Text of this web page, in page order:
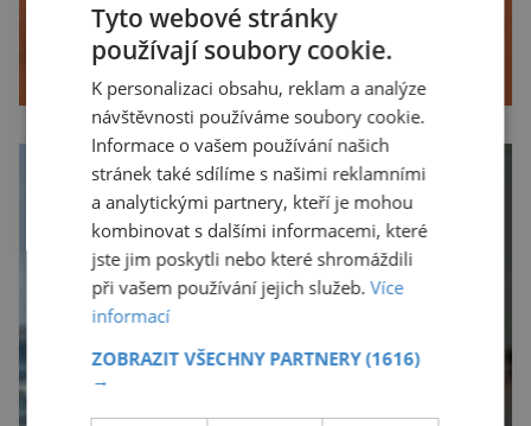
Tyto webové stránky
používají soubory cookie.
K personalizaci obsahu, reklam a analýze
návštěvnosti používáme soubory cookie.
Informace o vašem používání našich
stránek také sdílíme s našimi reklamními
a analytickými partnery, kteří je mohou
kombinovat s dalšími informacemi, které
jste jim poskytli nebo které shromáždili
při vašem používání jejich služeb.Více
informací
ZOBRAZIT VŠECHNY PARTNERY(1616)
→